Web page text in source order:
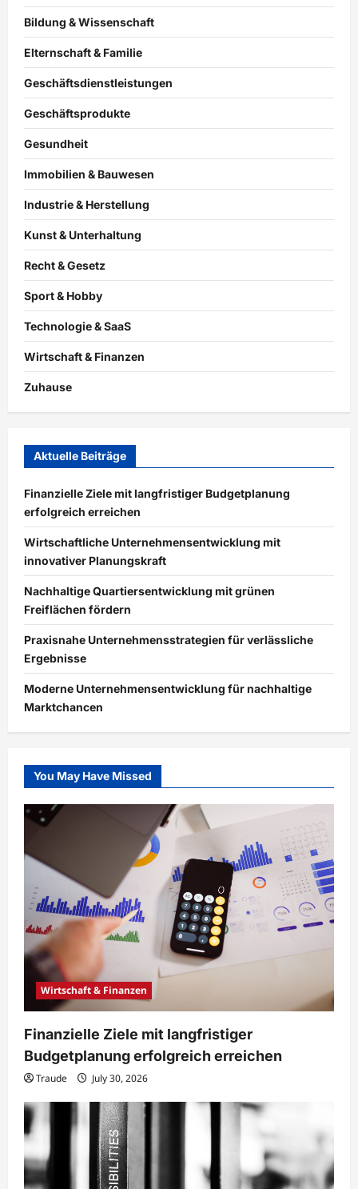
Bildung & Wissenschaft
Elternschaft & Familie
Geschäftsdienstleistungen
Geschäftsprodukte
Gesundheit
Immobilien & Bauwesen
Industrie & Herstellung
Kunst & Unterhaltung
Recht & Gesetz
Sport & Hobby
Technologie & SaaS
Wirtschaft & Finanzen
Zuhause
Aktuelle Beiträge
Finanzielle Ziele mit langfristiger Budgetplanung
erfolgreich erreichen
Wirtschaftliche Unternehmensentwicklung mit
innovativer Planungskraft
Nachhaltige Quartiersentwicklung mit grünen
Freiflächen fördern
Praxisnahe Unternehmensstrategien für verlässliche
Ergebnisse
Moderne Unternehmensentwicklung für nachhaltige
Marktchancen
You May Have Missed
Wirtschaft & Finanzen
Finanzielle Ziele mit langfristiger
Budgetplanung erfolgreich erreichen
Traude July 30, 2026